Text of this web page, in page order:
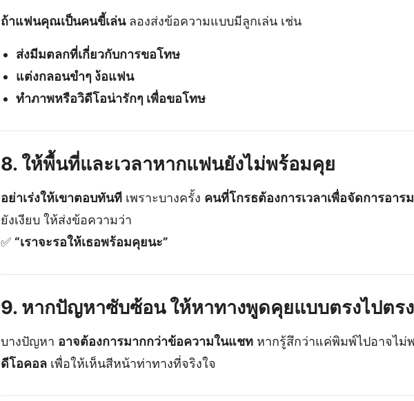
ถ้าแฟนคุณเป็นคนขี้เล่นลองส่งข้อความแบบมีลูกเล่น เช่น
ส่งมีมตลกที่เกี่ยวกับการขอโทษ
แต่งกลอนขำๆ ง้อแฟน
ทำภาพหรือวิดีโอน่ารักๆ เพื่อขอโทษ
8. ให้พื้นที่และเวลาหากแฟนยังไม่พร้อมคุย
อย่าเร่งให้เขาตอบทันที เพราะบางครั้ง คนที่โกรธต้องการเวลาเพื่อจัดการอาร
ยังเงียบ ให้ส่งข้อความว่า
✅ “เราจะรอให้เธอพร้อมคุยนะ”
9. หากปัญหาซับซ้อน ให้หาทางพูดคุยแบบตรงไปตร
บางปัญหา อาจต้องการมากกว่าข้อความในแชท หากรู้สึกว่าแค่พิมพ์ไปอาจไม่
ดีโอคอล เพื่อให้เห็นสีหน้าท่าทางที่จริงใจ